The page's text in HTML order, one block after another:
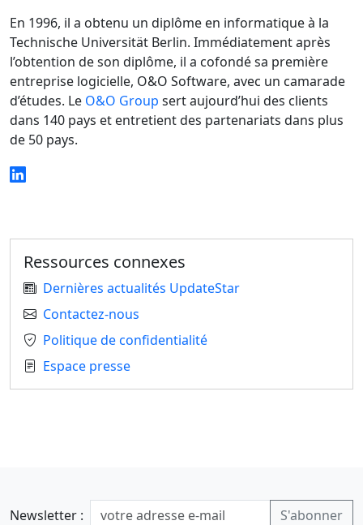
En 1996, il a obtenu un diplôme en informatique à la
Technische Universität Berlin. Immédiatement après
l’obtention de son diplôme, il a cofondé sa première
entreprise logicielle, O&O Software, avec un camarade
d’études. Le O&O Group sert aujourd’hui des clients
dans 140 pays et entretient des partenariats dans plus
de 50 pays.
Ressources connexes
Dernières actualités UpdateStar
Contactez-nous
Politique de confidentialité
Espace presse
Newsletter :